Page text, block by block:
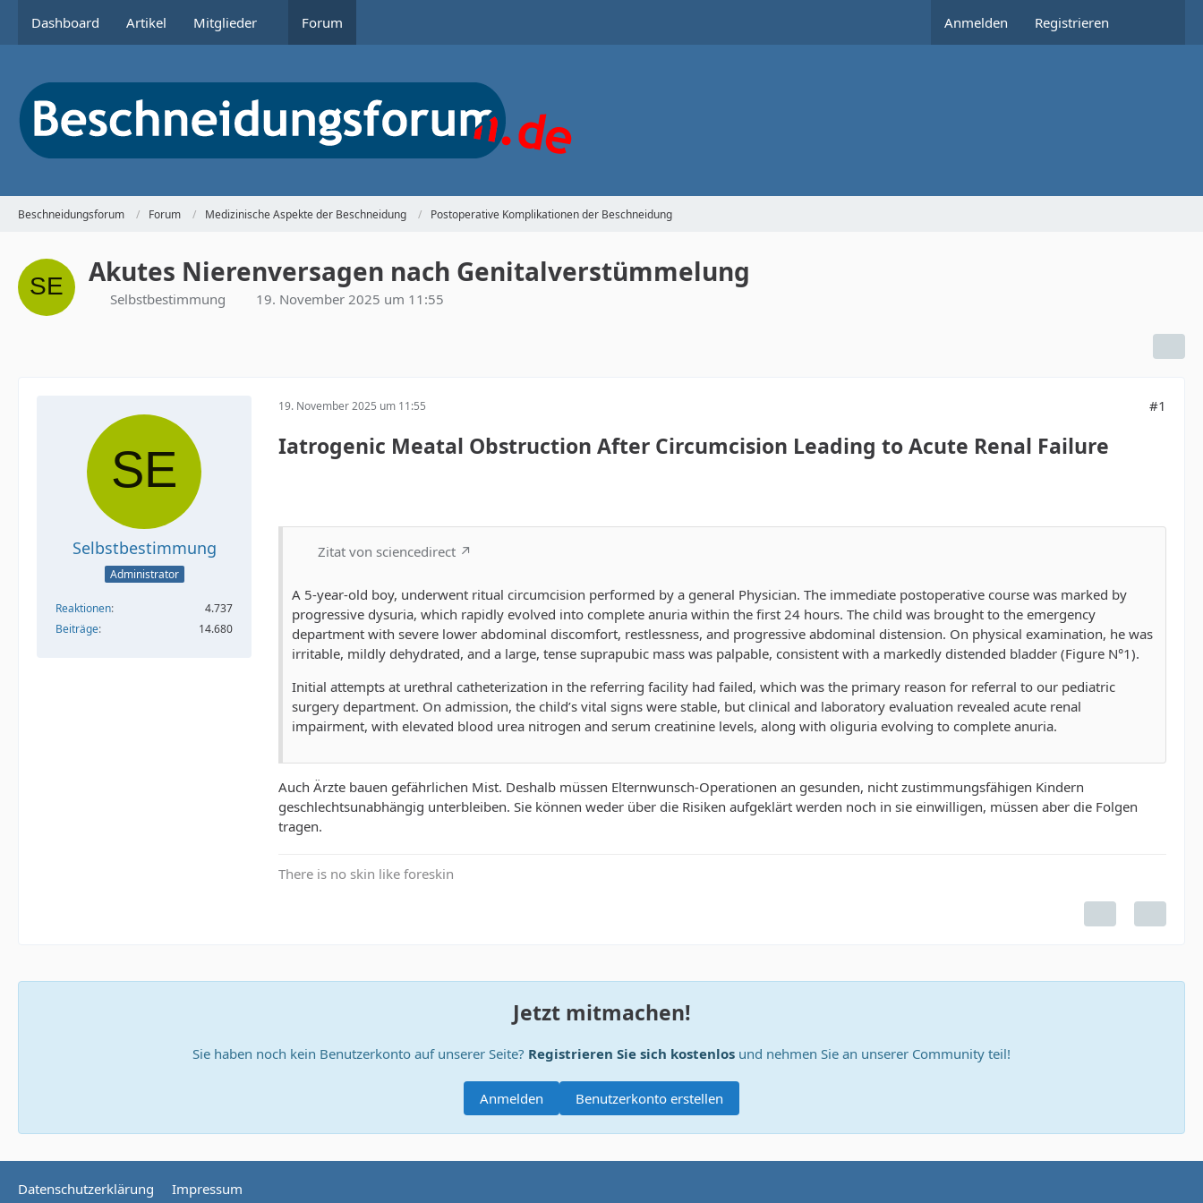
Dashboard Artikel Mitglieder Forum Anmelden Registrieren
Beschneidungsforum Forum Medizinische Aspekte der Beschneidung Postoperative Komplikationen der Beschneidung
Akutes Nierenversagen nach Genitalverstümmelung
Selbstbestimmung 19. November 2025 um 11:55
Selbstbestimmung
Administrator
Reaktionen
4.737
Beiträge
14.680
19. November 2025 um 11:55 #1
Iatrogenic Meatal Obstruction After Circumcision Leading to Acute Renal Failure
Zitat von sciencedirect
A 5-year-old boy, underwent ritual circumcision performed by a general Physician. The immediate postoperative course was marked by
progressive dysuria, which rapidly evolved into complete anuria within the first 24 hours. The child was brought to the emergency
department with severe lower abdominal discomfort, restlessness, and progressive abdominal distension. On physical examination, he was
irritable, mildly dehydrated, and a large, tense suprapubic mass was palpable, consistent with a markedly distended bladder (Figure N°1).
Initial attempts at urethral catheterization in the referring facility had failed, which was the primary reason for referral to our pediatric
surgery department. On admission, the child’s vital signs were stable, but clinical and laboratory evaluation revealed acute renal
impairment, with elevated blood urea nitrogen and serum creatinine levels, along with oliguria evolving to complete anuria.
Auch Ärzte bauen gefährlichen Mist. Deshalb müssen Elternwunsch-Operationen an gesunden, nicht zustimmungsfähigen Kindern
geschlechtsunabhängig unterbleiben. Sie können weder über die Risiken aufgeklärt werden noch in sie einwilligen, müssen aber die Folgen
tragen.
There is no skin like foreskin
Jetzt mitmachen!
Sie haben noch kein Benutzerkonto auf unserer Seite? Registrieren Sie sich kostenlos und nehmen Sie an unserer Community teil!
Benutzerkonto erstellen
Anmelden
Datenschutzerklärung Impressum